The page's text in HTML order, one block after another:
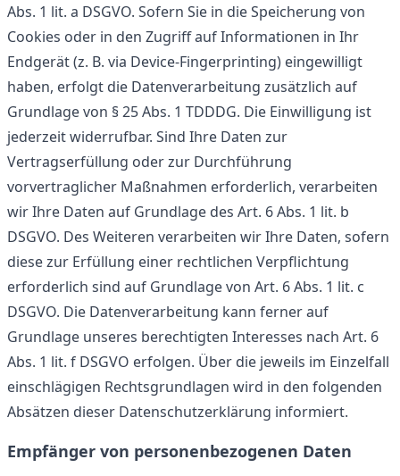
Abs. 1 lit. a DSGVO. Sofern Sie in die Speicherung von
Cookies oder in den Zugriff auf Informationen in Ihr
Endgerät (z. B. via Device-Fingerprinting) eingewilligt
haben, erfolgt die Datenverarbeitung zusätzlich auf
Grundlage von § 25 Abs. 1 TDDDG. Die Einwilligung ist
jederzeit widerrufbar. Sind Ihre Daten zur
Vertragserfüllung oder zur Durchführung
vorvertraglicher Maßnahmen erforderlich, verarbeiten
wir Ihre Daten auf Grundlage des Art. 6 Abs. 1 lit. b
DSGVO. Des Weiteren verarbeiten wir Ihre Daten, sofern
diese zur Erfüllung einer rechtlichen Verpflichtung
erforderlich sind auf Grundlage von Art. 6 Abs. 1 lit. c
DSGVO. Die Datenverarbeitung kann ferner auf
Grundlage unseres berechtigten Interesses nach Art. 6
Abs. 1 lit. f DSGVO erfolgen. Über die jeweils im Einzelfall
einschlägigen Rechtsgrundlagen wird in den folgenden
Absätzen dieser Datenschutzerklärung informiert.
Empfänger von personenbezogenen Daten